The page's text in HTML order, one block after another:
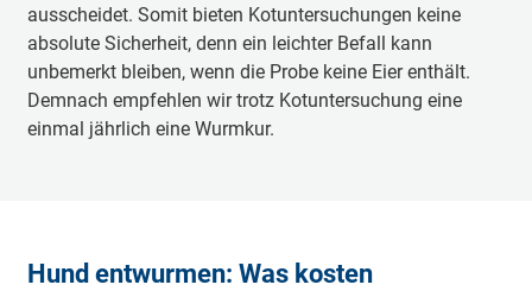
ausscheidet. Somit bieten Kotuntersuchungen keine
absolute Sicherheit, denn ein leichter Befall kann
unbemerkt bleiben, wenn die Probe keine Eier enthält.
Demnach empfehlen wir trotz Kotuntersuchung eine
einmal jährlich eine Wurmkur.
Hund entwurmen: Was kosten